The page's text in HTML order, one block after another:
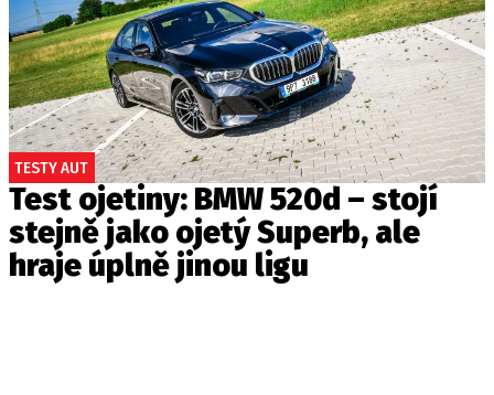
TESTY AUT
Test ojetiny: BMW 520d – stojí
stejně jako ojetý Superb, ale
hraje úplně jinou ligu